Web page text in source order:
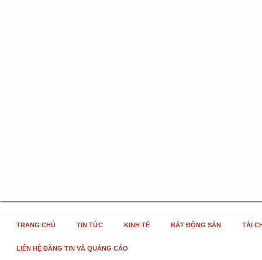
TRANG CHỦ TIN TỨC KINH TẾ BẤT ĐỘNG SẢN TÀI
LIÊN HỆ ĐĂNG TIN VÀ QUẢNG CÁO